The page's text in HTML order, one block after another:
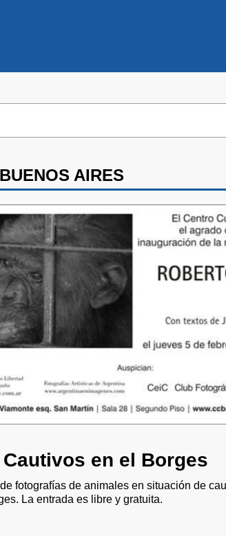
AIRES
en el Borges
fotografías de animales en situación de
La entrada es libre y gratuita.